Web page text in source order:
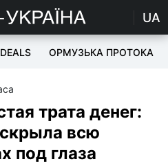
UA
ОРМУЗЬКА ПРОТОКА
трата денег:
всю
под глаза